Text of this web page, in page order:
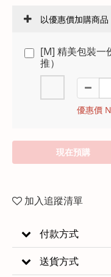
以優惠價加購商品
[M] 精美包裝一
推）
優惠價
現在預購
加入追蹤清單
付款方式
送貨方式